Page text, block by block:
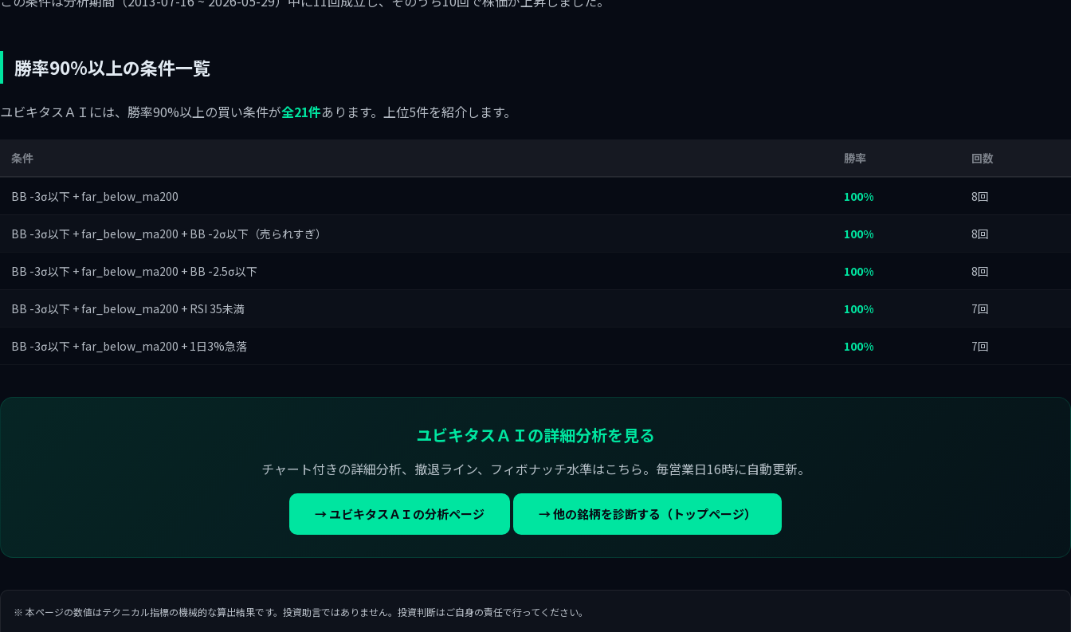
勝率90%以上の条件一覧
ユビキタスＡＩには、勝率90%以上の買い条件が全21件あります。上位5件を紹介します。
条件 勝率 回数
BB -3σ以下 + far_below_ma200 100% 8回
BB -3σ以下 + far_below_ma200 + BB -2σ以下（売られすぎ） 100% 8回
BB -3σ以下 + far_below_ma200 + BB -2.5σ以下 100% 8回
BB -3σ以下 + far_below_ma200 + RSI 35未満 100% 7回
BB -3σ以下 + far_below_ma200 + 1日3%急落 100% 7回
ユビキタスＡＩの詳細分析を見る
チャート付きの詳細分析、撤退ライン、フィボナッチ水準はこちら。毎営業日16時に自動更新。
→ ユビキタスＡＩの分析ページ → 他の銘柄を診断する（トップページ）
※ 本ページの数値はテクニカル指標の機械的な算出結果です。投資助言ではありません。投資判断はご自身の責任で行ってください。